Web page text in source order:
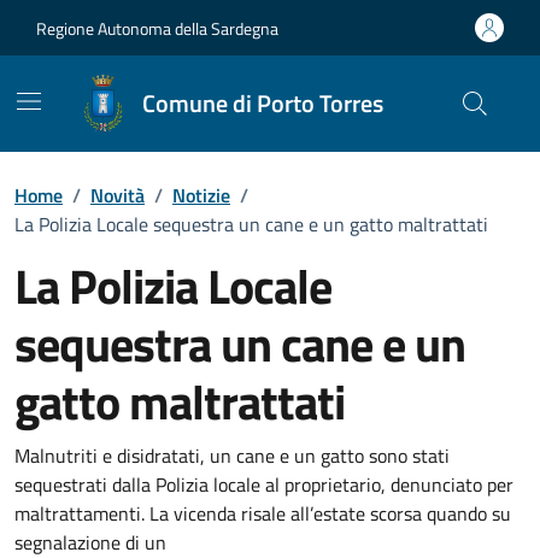
Regione Autonoma della Sardegna
Comune di Porto Torres
Home / Novità / Notizie /
La Polizia Locale sequestra un cane e un gatto maltrattati
La Polizia Locale
sequestra un cane e un
gatto maltrattati
Dettagli della notizia
Malnutriti e disidratati, un cane e un gatto sono stati
sequestrati dalla Polizia locale al proprietario, denunciato per
maltrattamenti. La vicenda risale all’estate scorsa quando su
segnalazione di un